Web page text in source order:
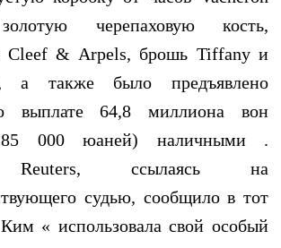
черепаховую кость,
Cleef & Arpels, брошь Tiffany и
а также было предъявлено
выплате 64,8 миллиона вон
000 юаней) наличными .
Reuters, ссылаясь на
судью, сообщило в тот
« использовала свой особый